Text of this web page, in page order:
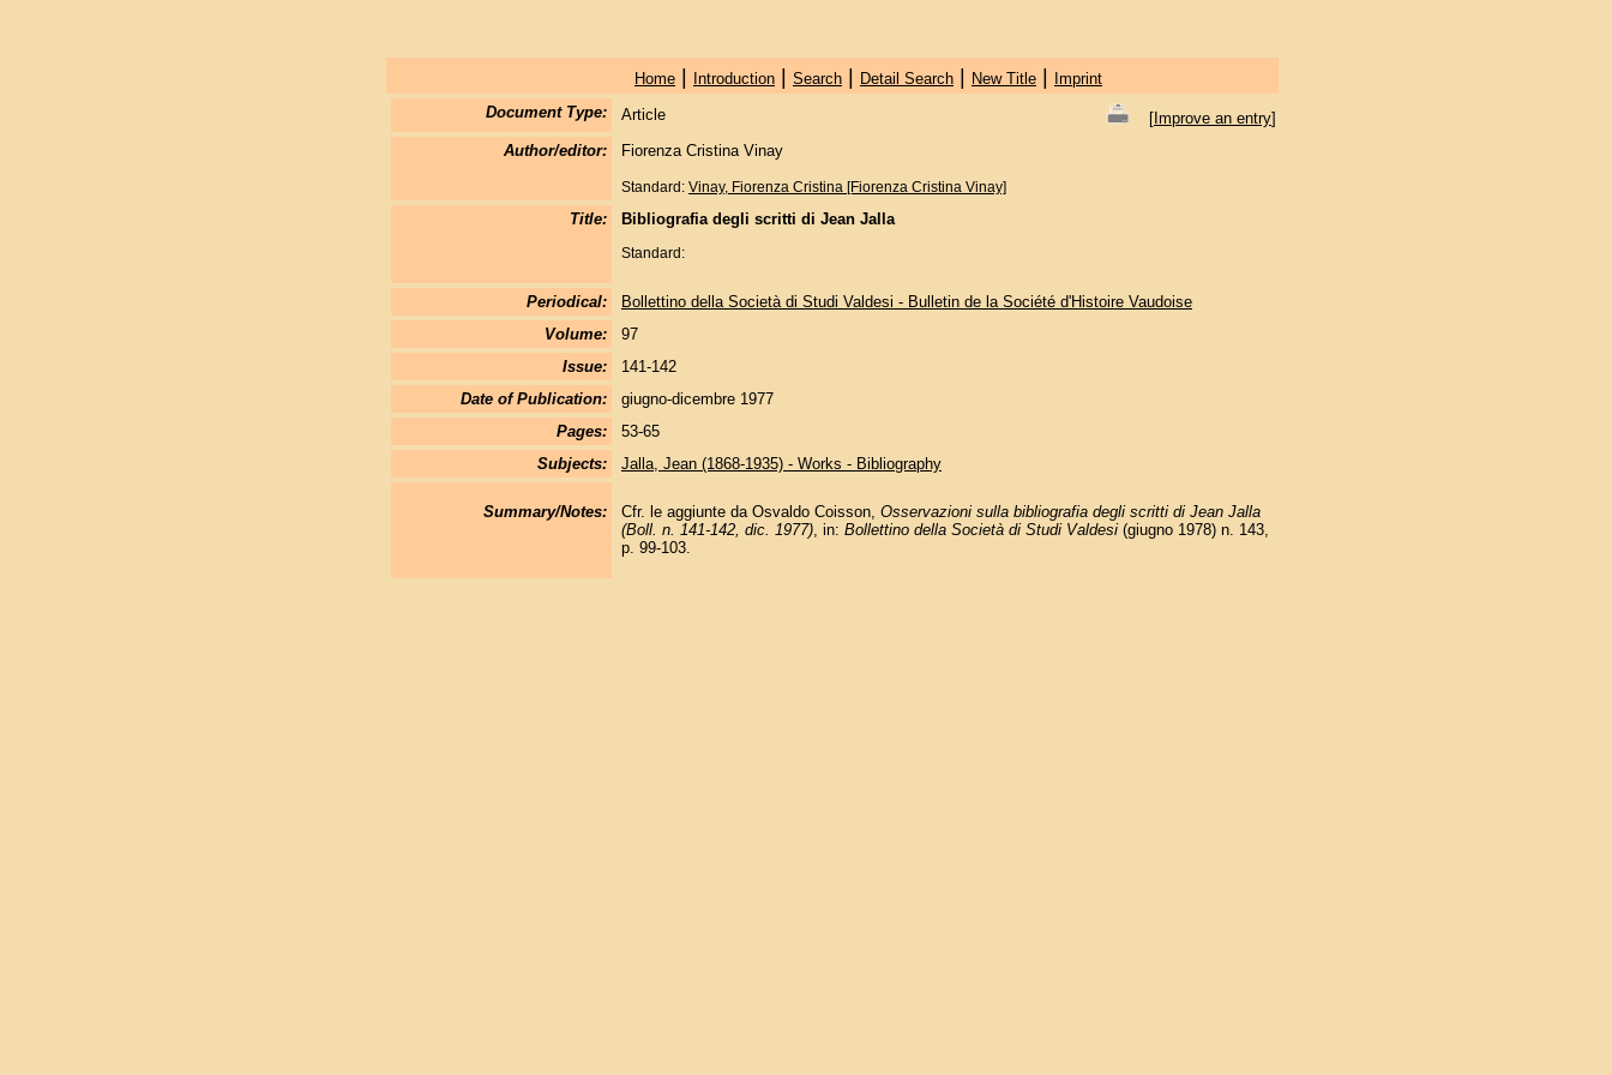
Home| Introduction| Search| Detail Search| New Title|
Imprint
Document Type:
Article [Improve an entry]
Author/editor:
Fiorenza Cristina Vinay
Standard: Vinay, Fiorenza Cristina [Fiorenza Cristina Vinay]
Title: Bibliografia degli scritti di Jean Jalla
Standard:
Periodical:
Bollettino della Società di Studi Valdesi - Bulletin de la Société d'Histoire Vaudoise
Volume:
97
Issue:
141-142
Date of Publication:
giugno-dicembre 1977
Pages:
53-65
Subjects:
Jalla, Jean (1868-1935) - Works - Bibliography
Summary/Notes: Cfr. le aggiunte da Osvaldo Coisson, Osservazioni sulla bibliografia degli scritti di Jean Jalla
(Boll. n. 141-142, dic. 1977), in: Bollettino della Società di Studi Valdesi(giugno 1978) n. 143,
p. 99-103.